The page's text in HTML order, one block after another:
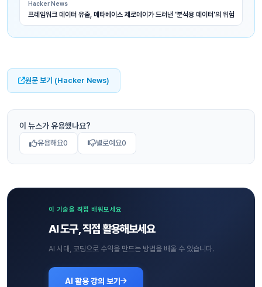
Hacker News
프레임워크 데이터 유출, 메타베이스 제로데이가 드러낸 '분석용 데이터'의 위험
원문 보기 (Hacker News)
이 뉴스가 유용했나요?
유용해요0 별로예요0
이 기술을 직접 배워보세요
AI 도구, 직접 활용해보세요
AI 시대, 코딩으로 수익을 만드는 방법을 배울 수 있습니다.
AI 활용 강의 보기